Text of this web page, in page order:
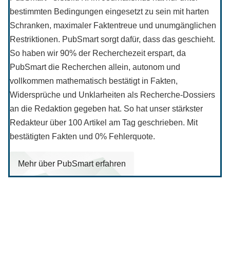
bestimmten Bedingungen eingesetzt zu sein mit harten
Schranken, maximaler Faktentreue und unumgänglichen
Restriktionen. PubSmart sorgt dafür, dass das geschieht.
So haben wir 90% der Recherchezeit erspart, da
PubSmart die Recherchen allein, autonom und
vollkommen mathematisch bestätigt in Fakten,
Widersprüche und Unklarheiten als Recherche-Dossiers
an die Redaktion gegeben hat. So hat unser stärkster
Redakteur über 100 Artikel am Tag geschrieben. Mit
bestätigten Fakten und 0% Fehlerquote.
Mehr über PubSmart erfahren